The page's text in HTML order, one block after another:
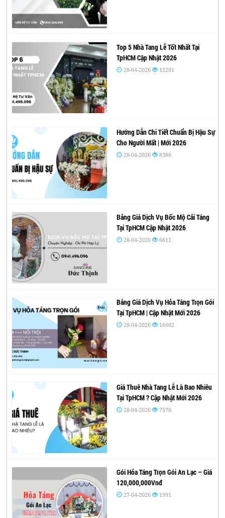
Top 5 Nhà Tang Lễ Tốt Nhất Tại
TpHCM Cập Nhật 2026
28-04-2026 12281
Hướng Dẫn Chi Tiết Chuẩn Bị Hậu Sự
Cho Người Mất | Mới 2026
28-04-2026 8388
Bảng Giá Dịch Vụ Bốc Mộ Cải Táng
Tại TpHCM Cập Nhật 2026
28-04-2026 6611
Bảng Giá Dịch Vụ Hỏa Táng Trọn Gói
Tại TpHCM | Cập Nhật Mới 2026
28-04-2026 16602
Giá Thuê Nhà Tang Lễ Là Bao Nhiêu
Tại TpHCM ? Cập Nhật Mới 2026
28-04-2026 7578
Gói Hỏa Táng Trọn Gói An Lạc – Giá
120,000,000Vnđ
27-04-2026 1991